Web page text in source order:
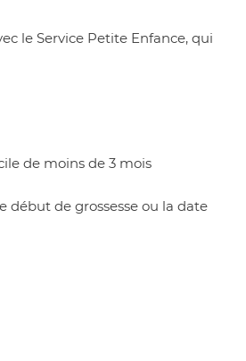
le Service Petite Enfance, qui
de moins de 3 mois
début de grossesse ou la date